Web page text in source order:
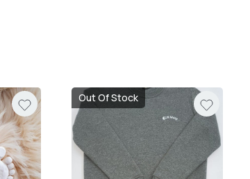
Out Of Stock